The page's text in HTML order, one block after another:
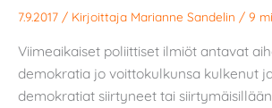
7.9.2017 / Kirjoittaja Marianne Sandelin / 9
Viimeaikaiset poliittiset ilmiöt antavat
demokratia jo voittokulkunsa kulkenut
demokratiat siirtyneet tai